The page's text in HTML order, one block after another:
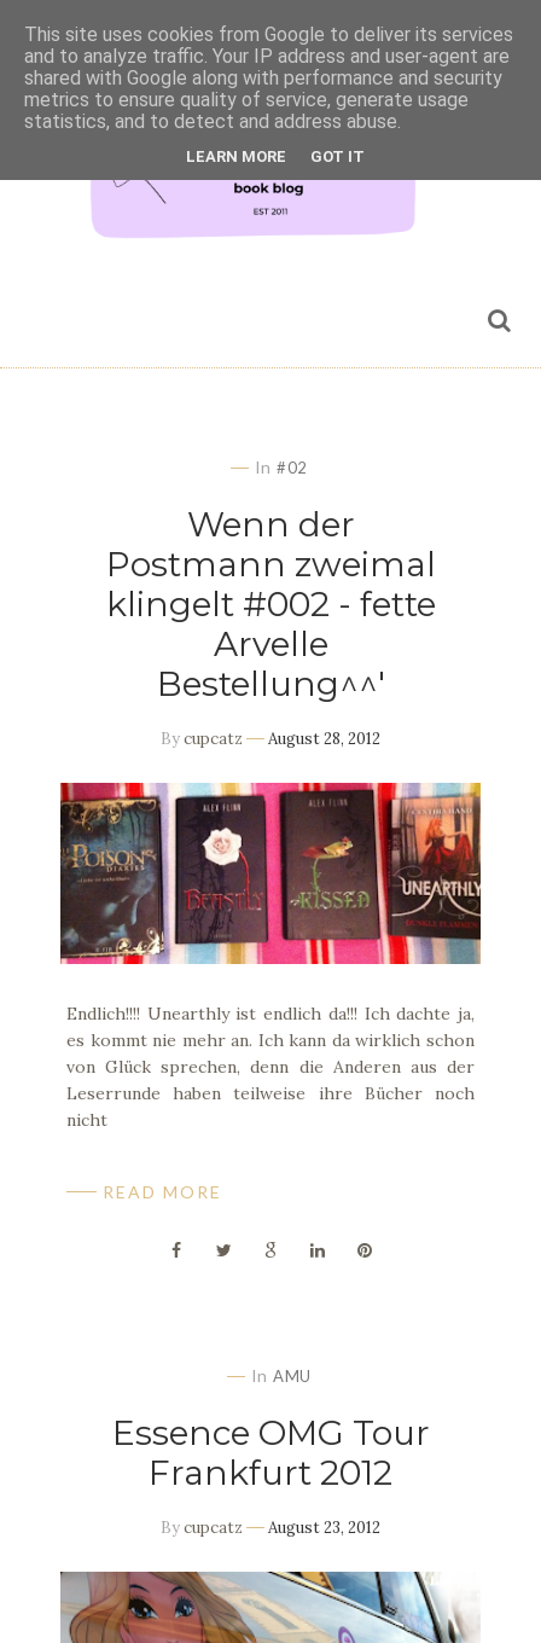
In #02
Wenn der
Postmann zweimal
klingelt #002 - fette
Arvelle
Bestellung^^'
Bycupcatz August 28, 2012
Endlich!!!! Unearthly ist endlich da!!! Ich dachte ja,
es kommt nie mehr an. Ich kann da wirklich schon
von Glück sprechen, denn die Anderen aus der
Leserrunde haben teilweise ihre Bücher noch
nicht
READ MORE
In AMU
Essence OMG Tour
Frankfurt 2012
Bycupcatz August 23, 2012
This site uses cookies from Google to deliver its services
and to analyze traffic. Your IP address and user-agent are
shared with Google along with performance and security
metrics to ensure quality of service, generate usage
statistics, and to detect and address abuse.
LEARN MORE GOT IT